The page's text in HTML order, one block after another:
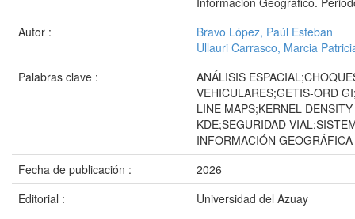
Autor :
Bravo López, Paúl Esteban
Ullauri Carrasco, Marcia
Palabras clave :
ANÁLISIS
VEHICULARES;GETIS-ORD
LINE MAPS;KERNEL
KDE;SEGURIDAD
INFORMACIÓN
Fecha de publicación :
2026
Editorial :
Universidad del Azuay